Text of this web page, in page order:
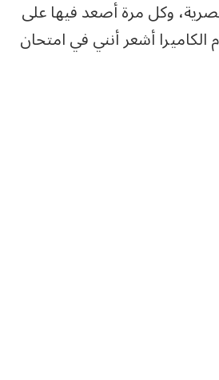
وكل مرة أصعد فيها على
أشعر أنني في امتحان